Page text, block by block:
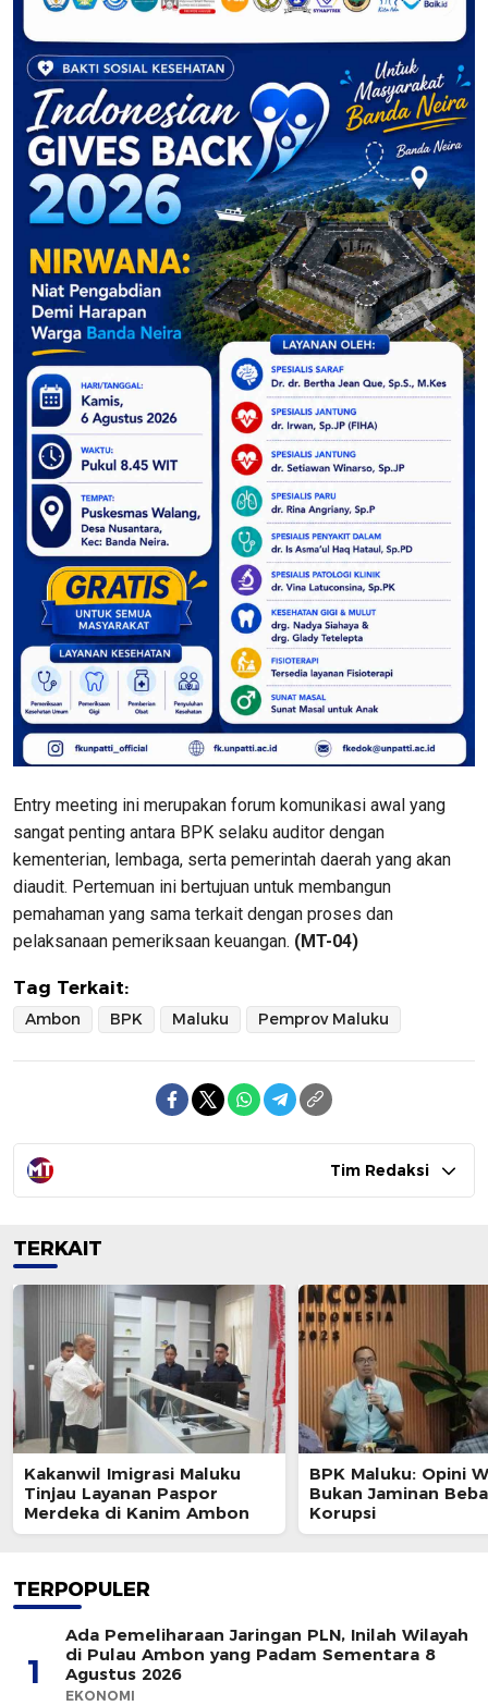
Entry meeting ini merupakan forum komunikasi awal yang
sangat penting antara BPK selaku auditor dengan
kementerian, lembaga, serta pemerintah daerah yang akan
diaudit. Pertemuan ini bertujuan untuk membangun
pemahaman yang sama terkait dengan proses dan
pelaksanaan pemeriksaan keuangan. (MT-04)
Tag Terkait:
Ambon BPK Maluku Pemprov Maluku
Tim Redaksi
TERKAIT
Kakanwil Imigrasi Maluku
Tinjau Layanan Paspor
Merdeka di Kanim Ambon
BPK Maluku: Opini
Bukan Jaminan
Korupsi
TERPOPULER
1
Ada Pemeliharaan Jaringan PLN, Inilah Wilayah
di Pulau Ambon yang Padam Sementara 8
Agustus 2026
EKONOMI